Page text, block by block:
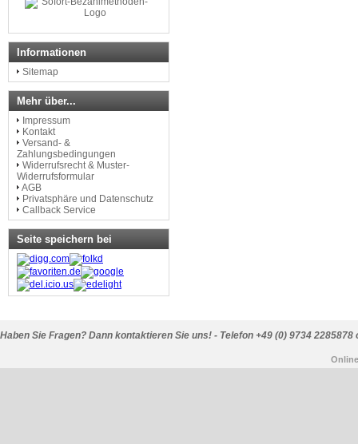
Informationen
Sitemap
Mehr über...
Impressum
Kontakt
Versand- &
Zahlungsbedingungen
Widerrufsrecht & Muster-
Widerrufsformular
AGB
Privatsphäre und Datenschutz
Callback Service
Seite speichern bei
Haben Sie Fragen? Dann kontaktieren Sie uns! - Telefon +49 (0) 9734